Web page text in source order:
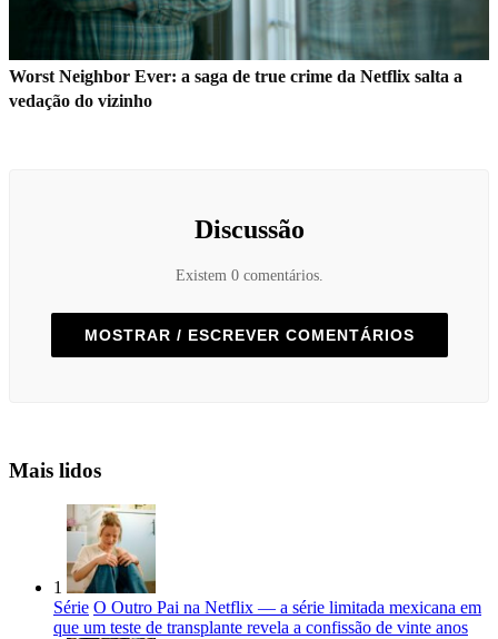
Worst Neighbor Ever: a saga de true crime da Netflix salta a
vedação do vizinho
Discussão
Existem 0 comentários.
MOSTRAR / ESCREVER COMENTÁRIOS
Mais lidos
1
Série O Outro Pai na Netflix — a série limitada mexicana em
que um teste de transplante revela a confissão de vinte anos